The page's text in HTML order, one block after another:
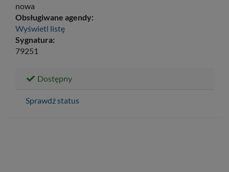
nowa
Obsługiwane agendy:
Wyświetl listę
Sygnatura:
79251
Dostępny
Sprawdź status